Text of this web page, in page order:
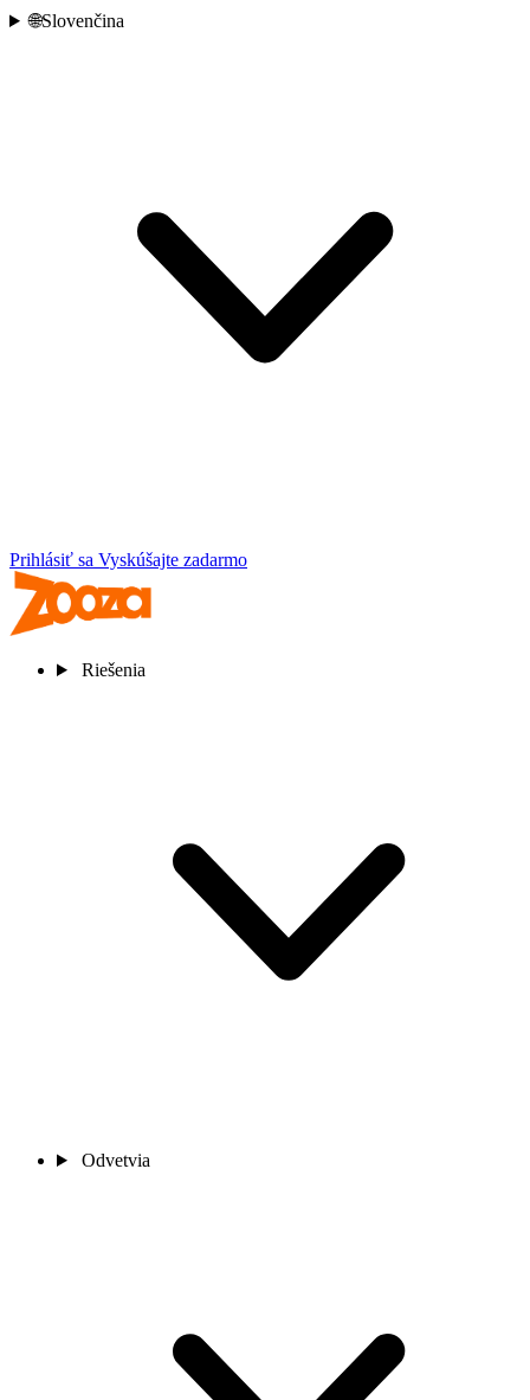
🌐Slovenčina
Prihlásiť sa Vyskúšajte zadarmo
Riešenia
Odvetvia